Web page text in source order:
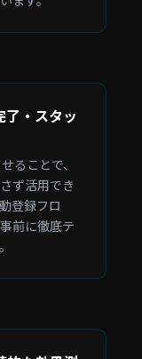
了・スタッ
ることで、
ず活用でき
登録フロ
前に徹底テ